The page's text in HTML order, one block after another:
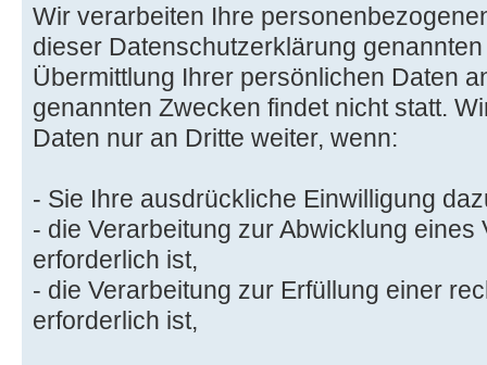
Wir verarbeiten Ihre
dieser Datenschutzerklärung
Übermittlung Ihrer persönlichen Daten
genannten Zwecken findet nicht statt.
Daten nur an Dritte weiter, wenn:
- Sie Ihre ausdrückliche Einwilligung
- die Verarbeitung zur Abwicklung eines
erforderlich ist,
- die Verarbeitung zur Erfüllung einer
erforderlich ist,